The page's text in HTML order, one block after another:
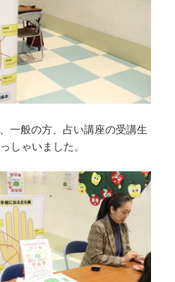
一般の方、占い講座の受講生
しゃいました。